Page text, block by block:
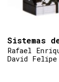
Sistemas
Rafael
David Felipe